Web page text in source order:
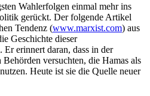
Wahlerfolgen einmal mehr ins
gerückt. Der folgende Artikel
Tendenz (www.marxist.com) aus
Geschichte dieser
erinnert daran, dass in der
versuchten, die Hamas als
Heute ist sie die Quelle neuer